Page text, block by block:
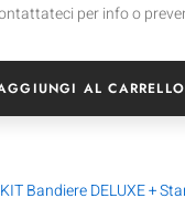
per info o
AL CARRELLO
KIT Bandiere DELUXE +